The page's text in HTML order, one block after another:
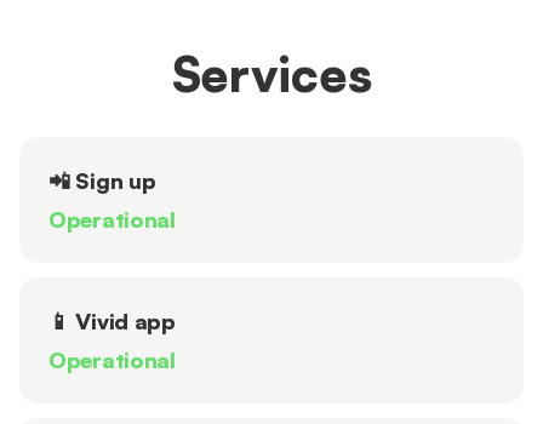
Services
📲 Sign up
Operational
📱 Vivid app
Operational